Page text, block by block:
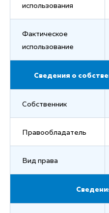
использования
Фактическое
использование
Сведения о
Собственник
Правообладатель
Вид права